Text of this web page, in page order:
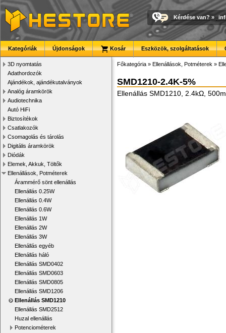
Kérdése van? »
Kategóriák Újdonságok Kosár Eszközök, szolgáltatások
3D nyomtatás
Adathordozók
Ajándékok, ajándékutalványok
Analóg áramkörök
Audiotechnika
Autó HiFi
Biztosítékok
Csatlakozók
Csomagolás és tárolás
Digitális áramkörök
Diódák
Elemek, Akkuk, Töltők
Ellenállások, Potméterek
Árammérő sönt ellenállás
Ellenállás 0.25W
Ellenállás 0.4W
Ellenállás 0.6W
Ellenállás 1W
Ellenállás 2W
Ellenállás 3W
Ellenállás egyéb
Ellenállás háló
Ellenállás SMD0402
Ellenállás SMD0603
Ellenállás SMD0805
Ellenállás SMD1206
Ellenállás SMD1210
Ellenállás SMD2512
Huzal ellenállás
Potenciométerek
Főkategória » Ellenállások, Potméterek »
SMD1210-2.4K-5%
Ellenállás SMD1210, 2.4kΩ,